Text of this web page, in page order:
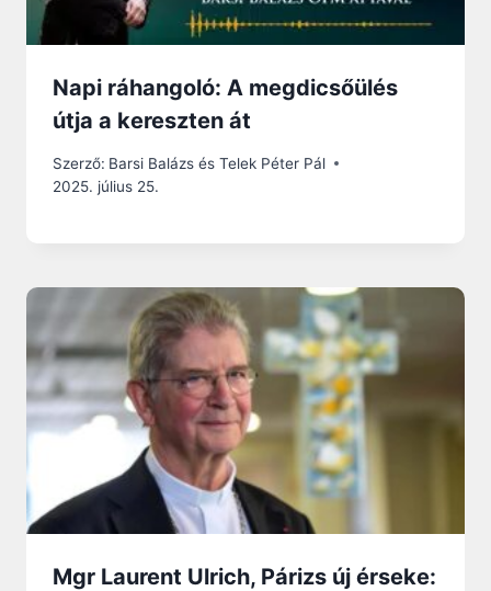
Napi ráhangoló: A megdicsőülés
útja a kereszten át
Szerző: Barsi Balázs és Telek Péter Pál
2025. július 25.
Mgr Laurent Ulrich, Párizs új érseke: